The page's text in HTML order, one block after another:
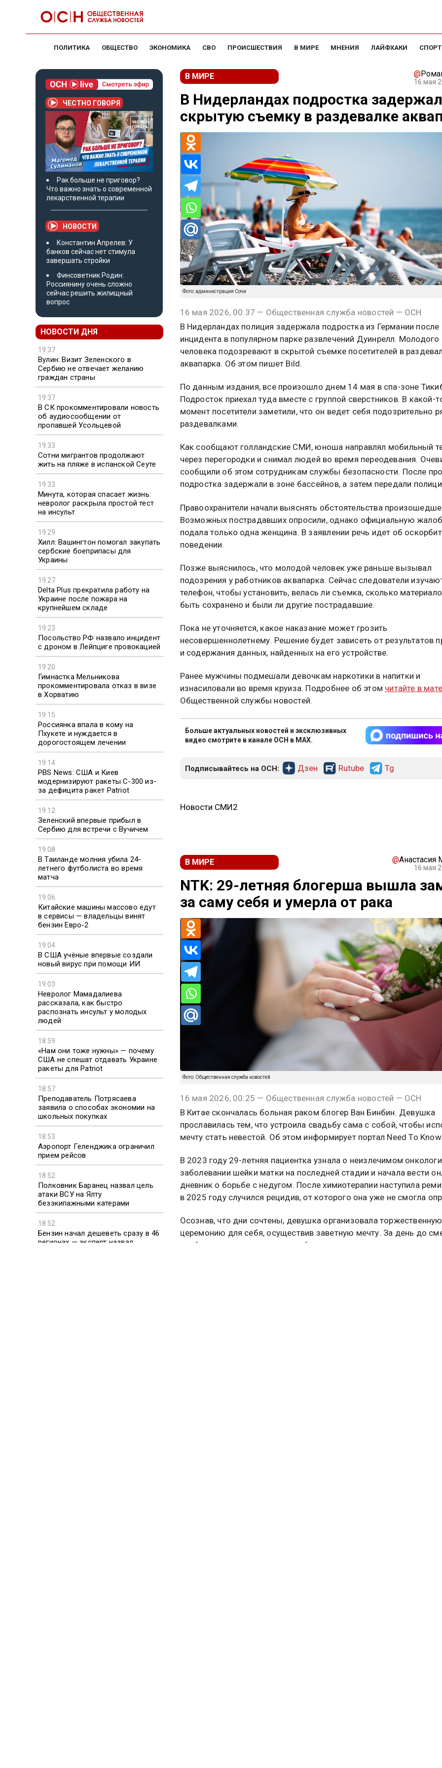
ПОЛИТИКА ОБЩЕСТВО ЭКОНОМИКА СВО ПРОИСШЕСТВИЯ В МИРЕ МНЕНИЯ ЛАЙФХАКИ СПОРТ
ЧЕСТНО ГОВОРЯ
Рак больше не приговор?
Что важно знать о современной
лекарственной терапии
НОВОСТИ
Константин Апрелев: У
банков сейчас нет стимула
завершать стройки
Финсоветник Родин:
Россиянину очень сложно
сейчас решить жилищный
вопрос
НОВОСТИ ДНЯ
19:37
Вулин: Визит Зеленского в
Сербию не отвечает желанию
граждан страны
19:37
В СК прокомментировали новость
об аудиосообщении от
пропавшей Усольцевой
19:33
Сотни мигрантов продолжают
жить на пляже в испанской Сеуте
19:33
Минута, которая спасает жизнь:
невролог раскрыла простой тест
на инсульт
19:29
Хилл: Вашингтон помогал закупать
сербские боеприпасы для
Украины
19:27
Delta Plus прекратила работу на
Украине после пожара на
крупнейшем складе
19:23
Посольство РФ назвало инцидент
с дроном в Лейпциге провокацией
19:20
Гимнастка Мельникова
прокомментировала отказ в визе
в Хорватию
19:15
Россиянка впала в кому на
Пхукете и нуждается в
дорогостоящем лечении
19:14
PBS News: США и Киев
модернизируют ракеты С-300 из-
за дефицита ракет Patriot
19:12
Зеленский впервые прибыл в
Сербию для встречи с Вучичем
19:08
В Таиланде молния убила 24-
летнего футболиста во время
матча
19:06
Китайские машины массово едут
в сервисы — владельцы винят
бензин Евро-2
19:04
В США учёные впервые создали
новый вирус при помощи ИИ
19:03
Невролог Мамадалиева
рассказала, как быстро
распознать инсульт у молодых
людей
18:59
«Нам они тоже нужны» — почему
США не спешат отдавать Украине
ракеты для Patriot
18:57
Преподаватель Потрясаева
заявила о способах экономии на
школьных покупках
18:53
Аэропорт Геленджика ограничил
прием рейсов
18:52
Полковник Баранец назвал цель
атаки ВСУ на Ялту
безэкипажными катерами
18:52
Бензин начал дешеветь сразу в 46
регионах — эксперт назвал
В МИРЕ @
16 мая
В Нидерландах подростка
скрытую съемку в раздевалке
Фото: администрация Сочи
16 мая 2026, 00:37 — Общественная служба новостей — ОСН
В Нидерландах полиция задержала подростка из Германии после
инцидента в популярном парке развлечений Дуинрелл. Молодого
человека подозревают в скрытой съемке посетителей в
аквапарка. Об этом пишет Bild.
По данным издания, все произошло днем 14 мая в спа-зоне
Подросток приехал туда вместе с группой сверстников. В какой-
момент посетители заметили, что он ведет себя подозрительно
раздевалками.
Как сообщают голландские СМИ, юноша направлял мобильный
через перегородки и снимал людей во время переодевания.
сообщили об этом сотрудникам службы безопасности. После
подростка задержали в зоне бассейнов, а затем передали
Правоохранители начали выяснять обстоятельства
Возможных пострадавших опросили, однако официальную
подала только одна женщина. В заявлении речь идет об
поведении.
Позже выяснилось, что молодой человек уже раньше вызывал
подозрения у работников аквапарка. Сейчас следователи
телефон, чтобы установить, велась ли съемка, сколько
быть сохранено и были ли другие пострадавшие.
Пока не уточняется, какое наказание может грозить
несовершеннолетнему. Решение будет зависеть от результатов
и содержания данных, найденных на его устройстве.
Ранее мужчины подмешали девочкам наркотики в напитки и
изнасиловали во время круиза. Подробнее об этом читайте в
Общественной службы новостей.
Больше актуальных новостей и эксклюзивных
видео смотрите в канале ОСН в MAX.
Подписывайтесь на ОСН: Дзен Rutube Tg
Новости СМИ2
В МИРЕ @Анастасия
16 мая
NTK: 29-летняя блогерша вышла
за саму себя и умерла от рака
Фото: Общественная служба новостей
16 мая 2026, 00:25 — Общественная служба новостей — ОСН
В Китае скончалась больная раком блогер Ван Бинбин. Девушка
прославилась тем, что устроила свадьбу сама с собой, чтобы
мечту стать невестой. Об этом информирует портал Need To
В 2023 году 29-летняя пациентка узнала о неизлечимом
заболевании шейки матки на последней стадии и начала вести
дневник о борьбе с недугом. После химиотерапии наступила
в 2025 году случился рецидив, от которого она уже не смогла
Осознав, что дни сочтены, девушка организовала торжественную
церемонию для себя, осуществив заветную мечту. За день до
опубликовала прощальное сообщение.